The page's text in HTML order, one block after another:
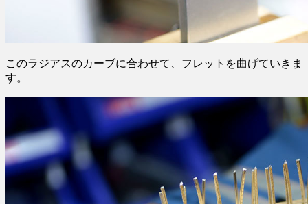
このラジアスのカーブに合わせて、フレットを曲げていきま
す。